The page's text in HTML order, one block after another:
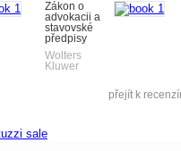
Zákon o
advokacii a
stavovské
předpisy
Wolters
Kluwer
přejít k